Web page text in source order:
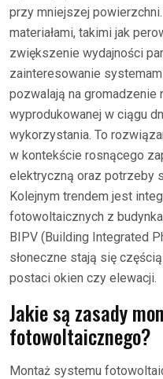
przy mniejszej
materiałami, takimi jak
zwiększenie wydajności
zainteresowanie
pozwalają na gromadzenie
wyprodukowanej w ciągu
wykorzystania. To
w kontekście rosnącego
elektryczną oraz potrzeby
Kolejnym trendem jest
fotowoltaicznych z
BIPV (Building Integrated
słoneczne stają się
postaci okien czy elewacji.
Jakie są zasady
fotowoltaicznego?
Montaż systemu